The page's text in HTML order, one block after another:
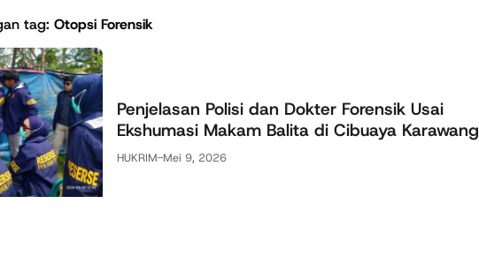
tag: Otopsi Forensik
Penjelasan Polisi dan Dokter Forensik Usai
Ekshumasi Makam Balita di Cibuaya Karawang
HUKRIM-Mei 9, 2026